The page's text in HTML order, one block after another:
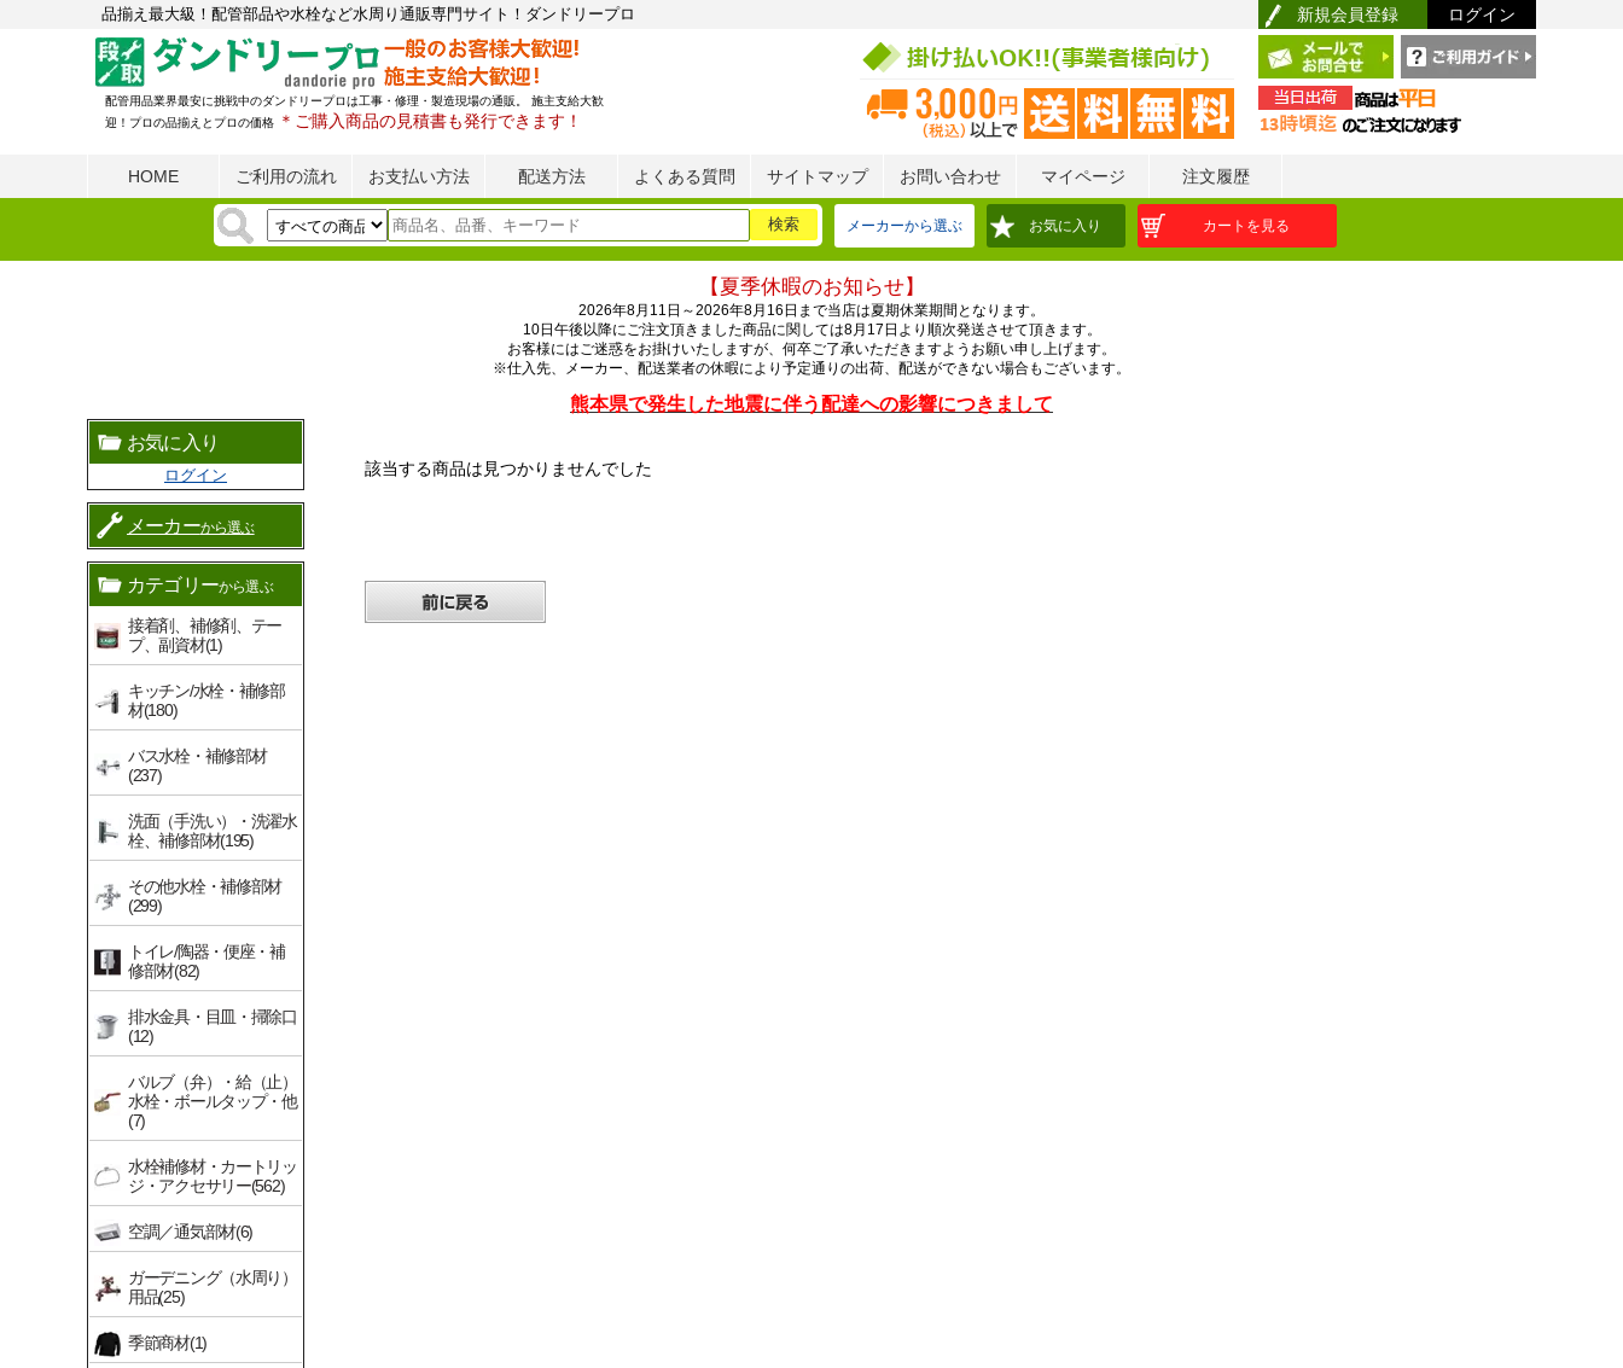
品揃え最大級！配管部品や水栓など水周り通販専門サイト！ダンドリープロ 新規会員登録 ログイン
配管用品業界最安に挑戦中のダンドリープロは工事・修理・製造現場の通販。 施主支給大歓
迎！プロの品揃えとプロの価格
＊ご購入商品の見積書も発行できます！
HOME ご利用の流れ お支払い方法 配送方法 よくある質問 サイトマップ お問い合わせ マイページ 注文履歴
メーカーから選ぶ お気に入り カートを見る
【夏季休暇のお知らせ】
2026年8月11日～2026年8月16日まで当店は夏期休業期間となります。
10日午後以降にご注文頂きました商品に関しては8月17日より順次発送させて頂きます。
お客様にはご迷惑をお掛けいたしますが、何卒ご了承いただきますようお願い申し上げます。
※仕入先、メーカー、配送業者の休暇により予定通りの出荷、配送ができない場合もございます。
熊本県で発生した地震に伴う配達への影響につきまして
お気に入り
ログイン
メーカーから選ぶ
カテゴリーから選ぶ
接着剤、補修剤、テー
プ、副資材(1)
キッチン/水栓・補修部
材(180)
バス水栓・補修部材
(237)
洗面（手洗い）・洗濯水
栓、補修部材(195)
その他水栓・補修部材
(299)
トイレ/陶器・便座・補
修部材(82)
排水金具・目皿・掃除口
(12)
バルブ（弁）・給（止）
水栓・ボールタップ・他
(7)
水栓補修材・カートリッ
ジ・アクセサリー(562)
空調／通気部材(6)
ガーデニング（水周り）
用品(25)
季節商材(1)
該当する商品は見つかりませんでした